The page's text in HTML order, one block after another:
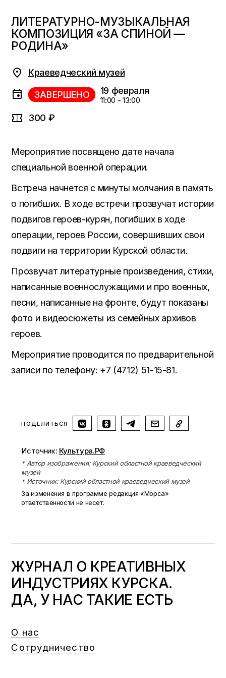
ЛИТЕРАТУРНО-МУЗЫКАЛЬНАЯ
КОМПОЗИЦИЯ «ЗА СПИНОЙ —
РОДИНА»
Краеведческий музей
ЗАВЕРШЕНО 19 февраля
11:00 - 13:00
300 ₽
Мероприятие посвящено дате начала
специальной военной операции.
Встреча начнется с минуты молчания в память
о погибших. В ходе встречи прозвучат истории
подвигов героев-курян, погибших в ходе
операции, героев России, совершивших свои
подвиги на территории Курской области.
Прозвучат литературные произведения, стихи,
написанные военнослужащими и про военных,
песни, написанные на фронте, будут показаны
фото и видеосюжеты из семейных архивов
героев.
Мероприятие проводится по предварительной
записи по телефону: +7 (4712) 51-15-81.
ПОДЕЛИТЬСЯ
Источник: Культура.РФ
* Автор изображения: Курский областной краеведческий
музей
* Источник: Курский областной краеведческий музей
За изменения в программе редакция «Морса»
ответственности не несет.
ЖУРНАЛ О КРЕАТИВНЫХ
ИНДУСТРИЯХ КУРСКА.
ДА, У НАС ТАКИЕ ЕСТЬ
О нас
Сотрудничество